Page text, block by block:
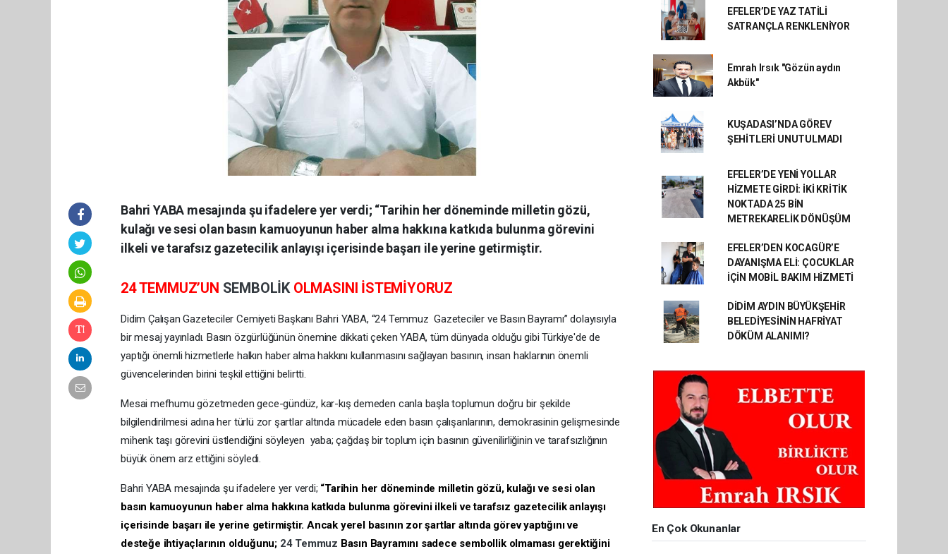
Bahri YABA mesajında şu ifadelere yer verdi; “Tarihin her döneminde milletin gözü,
kulağı ve sesi olan basın kamuoyunun haber alma hakkına katkıda bulunma görevini
ilkeli ve tarafsız gazetecilik anlayışı içerisinde başarı ile yerine getirmiştir.
24 TEMMUZ’UN SEMBOLİK OLMASINI İSTEMİYORUZ
Didim Çalışan Gazeteciler Cemiyeti Başkanı Bahri YABA, “24 Temmuz Gazeteciler ve Basın Bayramı” dolayısıyla
bir mesaj yayınladı. Basın özgürlüğünün önemine dikkati çeken YABA, tüm dünyada olduğu gibi Türkiye'de de
yaptığı önemli hizmetlerle halkın haber alma hakkını kullanmasını sağlayan basının, insan haklarının önemli
güvencelerinden birini teşkil ettiğini belirtti.
Mesai mefhumu gözetmeden gece-gündüz, kar-kış demeden canla başla toplumun doğru bir şekilde
bilgilendirilmesi adına her türlü zor şartlar altında mücadele eden basın çalışanlarının, demokrasinin gelişmesinde
mihenk taşı görevini üstlendiğini söyleyen yaba; çağdaş bir toplum için basının güvenilirliğinin ve tarafsızlığının
büyük önem arz ettiğini söyledi.
Bahri YABA mesajında şu ifadelere yer verdi; “Tarihin her döneminde milletin gözü, kulağı ve sesi olan
basın kamuoyunun haber alma hakkına katkıda bulunma görevini ilkeli ve tarafsız gazetecilik anlayışı
içerisinde başarı ile yerine getirmiştir. Ancak yerel basının zor şartlar altında görev yaptığını ve
desteğe ihtiyaçlarının olduğunu; 24 Temmuz Basın Bayramını sadece sembollik olmaması gerektiğini
EFELER’DE YAZ TATİLİ
SATRANÇLA RENKLENİYOR
Emrah Irsık "Gözün aydın
Akbük"
KUŞADASI’NDA GÖREV
ŞEHİTLERİ UNUTULMADI
EFELER’DE YENİ YOLLAR
HİZMETE GİRDİ: İKİ KRİTİK
NOKTADA 25 BİN
METREKARELİK DÖNÜŞÜM
EFELER’DEN KOCAGÜR’E
DAYANIŞMA ELİ: ÇOCUKLAR
İÇİN MOBİL BAKIM HİZMETİ
DİDİM AYDIN BÜYÜKŞEHİR
BELEDİYESİNİN HAFRİYAT
DÖKÜM ALANIMI?
En Çok Okunanlar